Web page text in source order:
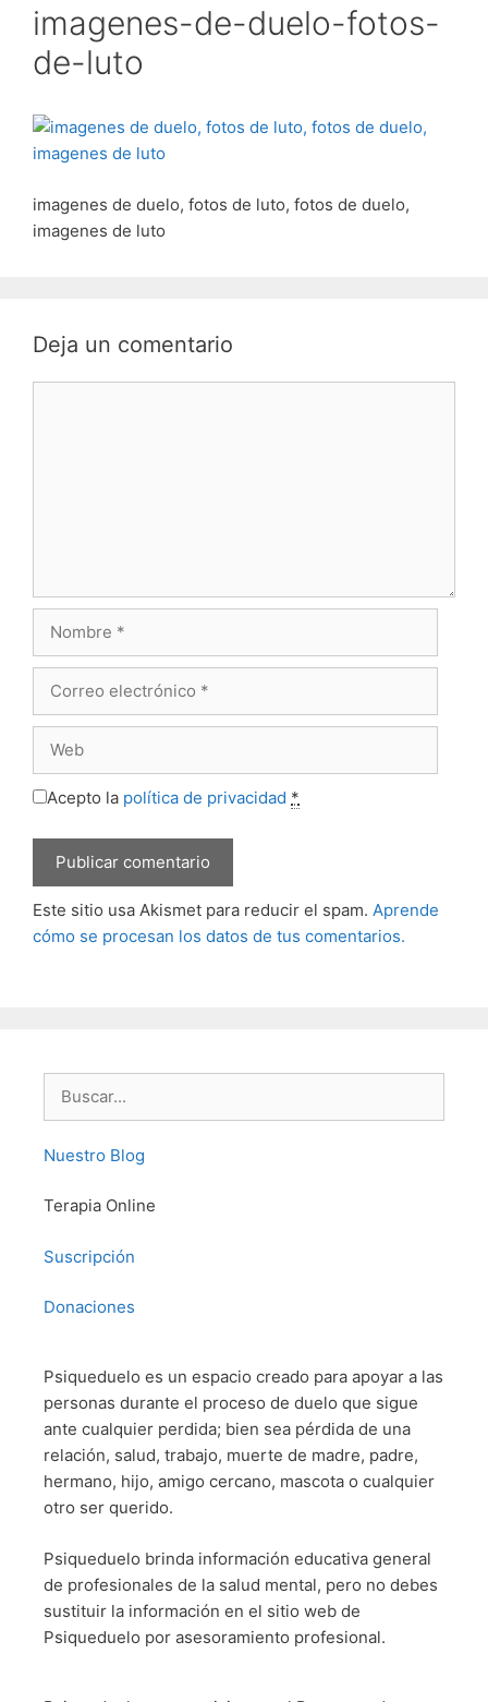
imagenes-de-duelo-fotos-
de-luto
imagenes de duelo, fotos de luto, fotos de duelo,
imagenes de luto
Deja un comentario
Acepto la política de privacidad *
Este sitio usa Akismet para reducir el spam. Aprende
cómo se procesan los datos de tus comentarios.
Nuestro Blog
Terapia Online
Suscripción
Donaciones
Psiqueduelo es un espacio creado para apoyar a las
personas durante el proceso de duelo que sigue
ante cualquier perdida; bien sea pérdida de una
relación, salud, trabajo, muerte de madre, padre,
hermano, hijo, amigo cercano, mascota o cualquier
otro ser querido.
Psiqueduelo brinda información educativa general
de profesionales de la salud mental, pero no debes
sustituir la información en el sitio web de
Psiqueduelo por asesoramiento profesional.